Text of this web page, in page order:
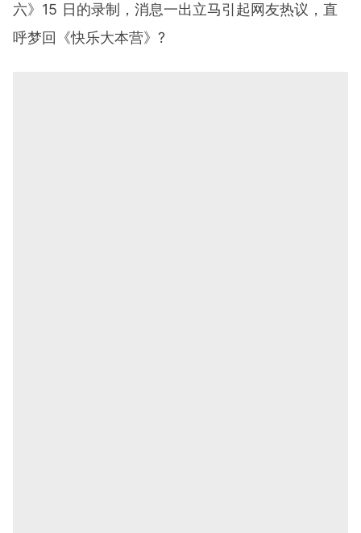
六》15 日的录制，消息一出立马引起网友热议，直
呼梦回《快乐大本营》?